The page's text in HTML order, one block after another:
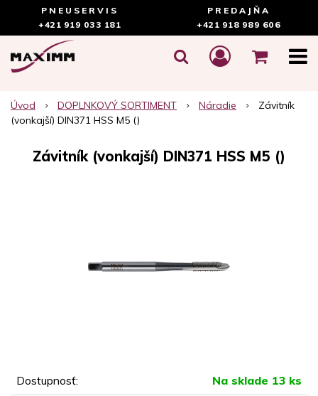
PNEUSERVIS
+421 919 033 181
PREDAJŇA
+421 918 989 606
Úvod DOPLNKOVÝ SORTIMENT Náradie
Závitník
(vonkajší) DIN371 HSS M5 ()
Závitník (vonkajší) DIN371 HSS M5 ()
Dostupnosť: Na sklade 13 ks